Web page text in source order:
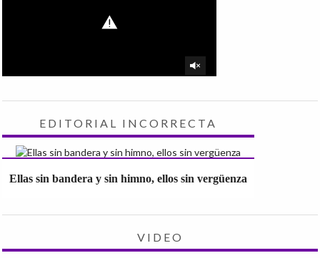
EDITORIAL INCORRECTA
Ellas sin bandera y sin himno, ellos sin vergüenza
VIDEO